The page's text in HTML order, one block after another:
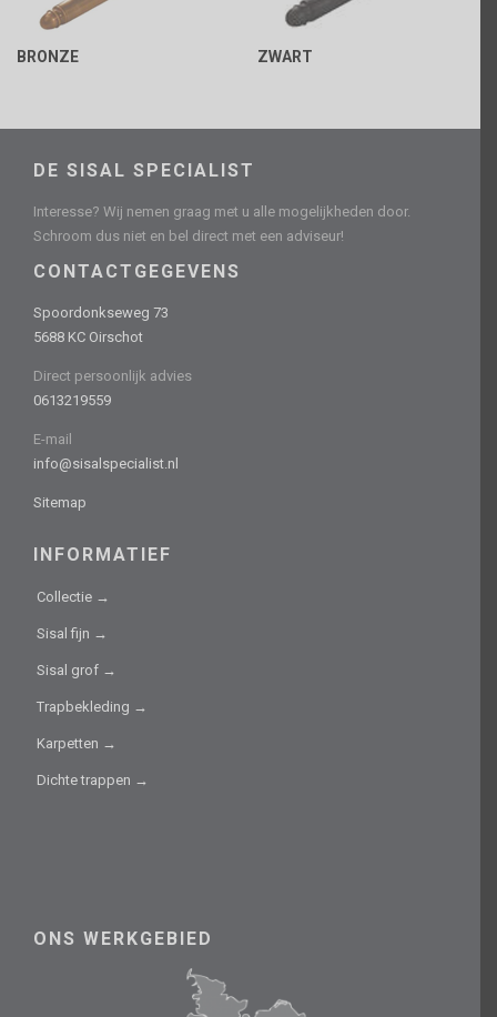
BRONZE ZWART
DE SISAL SPECIALIST
Interesse? Wij nemen graag met u alle mogelijkheden door.
Schroom dus niet en bel direct met een adviseur!
CONTACTGEGEVENS
Spoordonkseweg 73
5688 KC Oirschot
Direct persoonlijk advies
0613219559
E-mail
info@sisalspecialist.nl
Sitemap
INFORMATIEF
Collectie →
Sisal fijn →
Sisal grof →
Trapbekleding →
Karpetten →
Dichte trappen →
ONS WERKGEBIED